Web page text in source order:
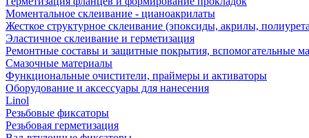
Моментальное склеивание - цианоакрилаты
Жесткое структурное склеивание (эпоксиды, акрилы,
Эластичное склеивание и герметизация
Ремонтные составы и защитные покрытия, вспомогательные
Смазочные материалы
Функциональные очистители, праймеры и активаторы
Оборудование и аксессуары для нанесения
Linol
Резьбовые фиксаторы
Резьбовая герметизация